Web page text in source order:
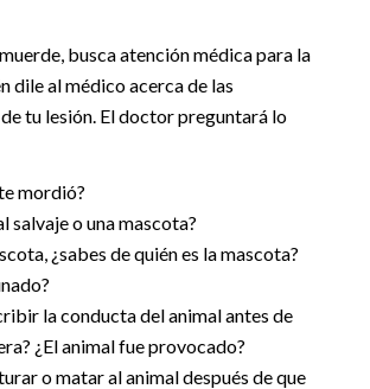
busca atención médica para la
dile al médico acerca de las
tu lesión. El doctor preguntará lo
mordió?
salvaje o una mascota?
¿sabes de quién es la mascota?
la conducta del animal antes de
¿El animal fue provocado?
o matar al animal después de que